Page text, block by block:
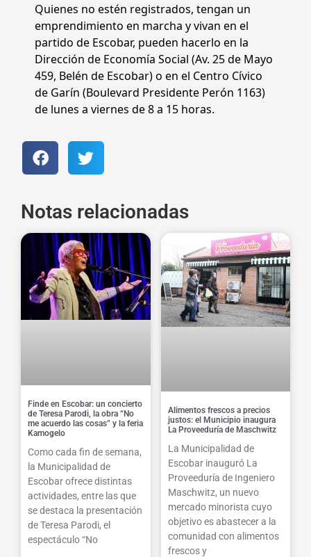
Quienes no estén registrados, tengan un
emprendimiento en marcha y vivan en el
partido de Escobar, pueden hacerlo en la
Dirección de Economía Social (Av. 25 de Mayo
459, Belén de Escobar) o en el Centro Cívico
de Garín (Boulevard Presidente Perón 1163)
de lunes a viernes de 8 a 15 horas.
Notas relacionadas
Finde en Escobar: un concierto
de Teresa Parodi, la obra “No
me acuerdo las cosas” y la feria
Kamogelo
Como cada fin de semana,
la Municipalidad de
Escobar ofrece distintas
actividades, entre las que
se destaca la presentación
de Teresa Parodi, el
espectáculo “No
Alimentos frescos a precios
justos: el Municipio inaugura
La Proveeduría de Maschwitz
La Municipalidad de
Escobar inauguró La
Proveeduría de Ingeniero
Maschwitz, un nuevo
mercado minorista cuyo
objetivo es abastecer a la
comunidad con alimentos
frescos y